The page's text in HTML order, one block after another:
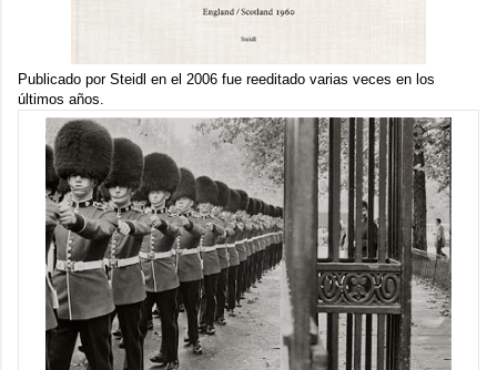
Publicado por Steidl en el 2006 fue reeditado varias veces en los
últimos años.